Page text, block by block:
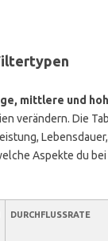
mittlere und
verändern. Die
Aspekte du
DURCHFLUSSRATE